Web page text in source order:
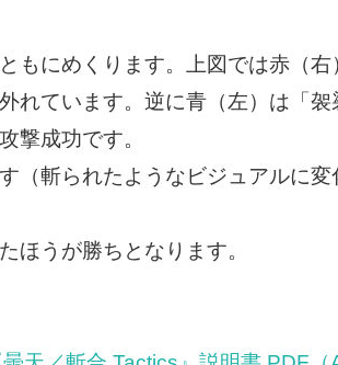
もにめくります。上図では赤（
れています。逆に青（左）は「
撃成功です。
（斬られたようなビジュアルに
ほうが勝ちとなります。